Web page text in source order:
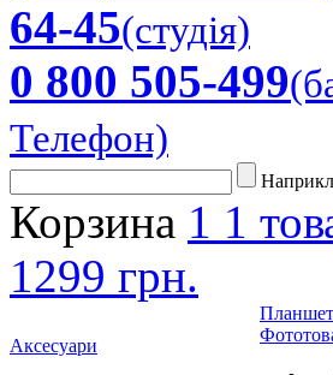
64-45(студія)
0 800 505-499
Телефон)
Корзина 1 1
1299 грн.
Аксесуари